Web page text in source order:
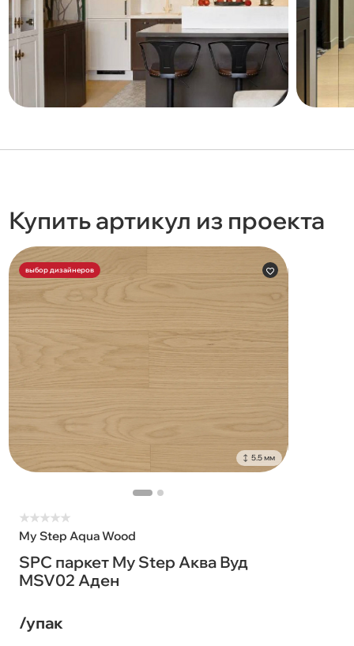
Купить артикул из проекта
выбор дизайнеров
5.5 мм
★★★★★
My Step Aqua Wood
SPC паркет My Step Аква Вуд
MSV02 Аден
/упак